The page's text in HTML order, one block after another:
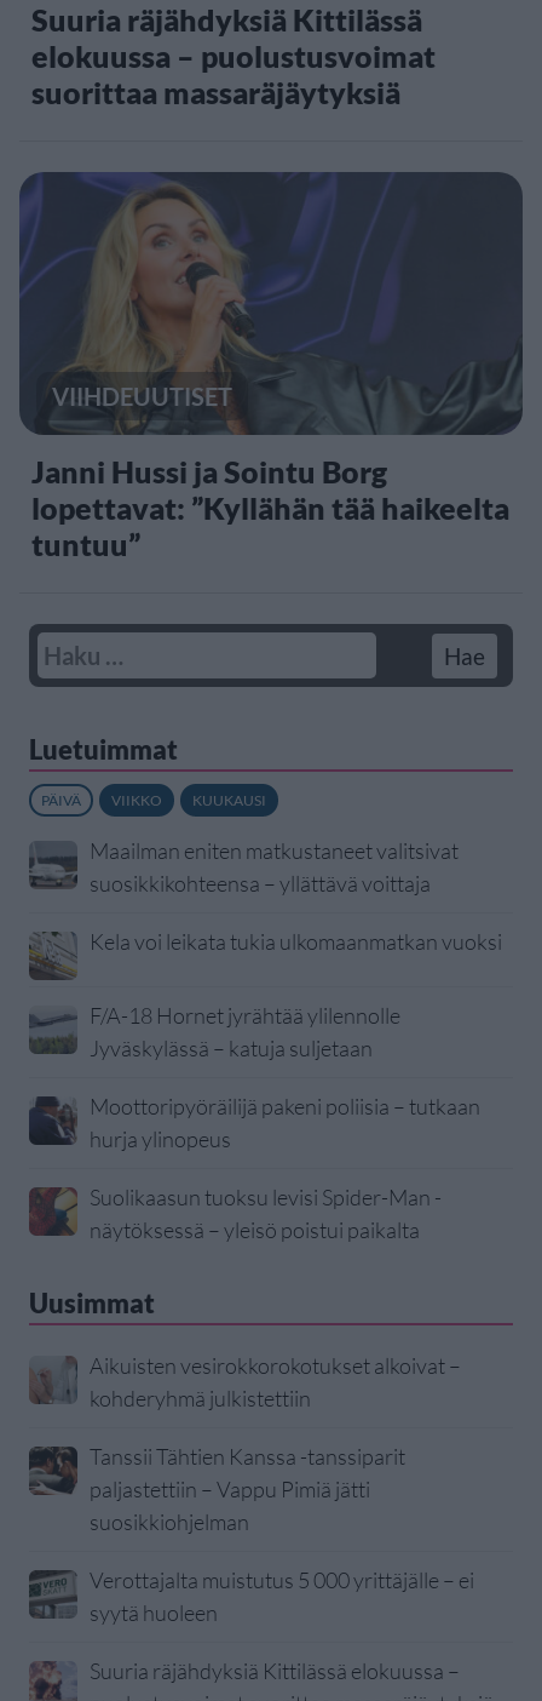
Suuria räjähdyksiä Kittilässä
elokuussa – puolustusvoimat
suorittaa massaräjäytyksiä
VIIHDEUUTISET
Janni Hussi ja Sointu Borg
lopettavat: ”Kyllähän tää haikeelta
tuntuu”
Luetuimmat
PÄIVÄ VIIKKO KUUKAUSI
Maailman eniten matkustaneet valitsivat
suosikkikohteensa – yllättävä voittaja
Kela voi leikata tukia ulkomaanmatkan vuoksi
F/A-18 Hornet jyrähtää ylilennolle
Jyväskylässä – katuja suljetaan
Moottoripyöräilijä pakeni poliisia – tutkaan
hurja ylinopeus
Suolikaasun tuoksu levisi Spider-Man -
näytöksessä – yleisö poistui paikalta
Uusimmat
Aikuisten vesirokkorokotukset alkoivat –
kohderyhmä julkistettiin
Tanssii Tähtien Kanssa -tanssiparit
paljastettiin – Vappu Pimiä jätti
suosikkiohjelman
Verottajalta muistutus 5 000 yrittäjälle – ei
syytä huoleen
Suuria räjähdyksiä Kittilässä elokuussa –